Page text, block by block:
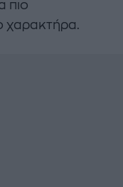
πιο
χαρακτήρα.